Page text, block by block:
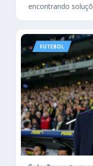
encontrando
FUTEBOL